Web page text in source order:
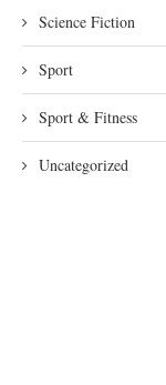
Science Fiction
Sport
Sport & Fitness
Uncategorized